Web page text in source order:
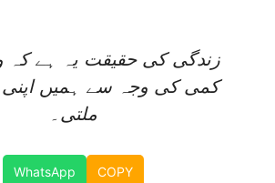
کمی کی وجہ سے ہمیں اپنی
ملتی۔
WhatsApp COPY